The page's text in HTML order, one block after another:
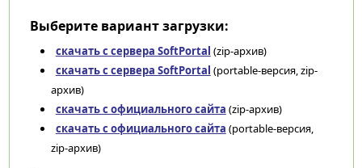
Выберите вариант загрузки:
скачать с сервера SoftPortal (zip-архив)
скачать с сервера SoftPortal (portable-версия, zip-
архив)
скачать с официального сайта (zip-архив)
скачать с официального сайта (portable-версия,
zip-архив)